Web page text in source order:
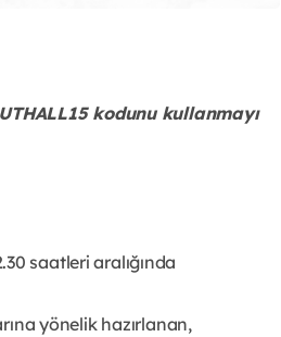
kodunu kullanmayı
saatleri aralığında
yönelik hazırlanan,